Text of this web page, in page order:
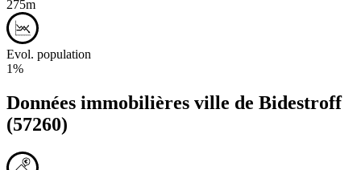
275m
Evol. population
1%
Données immobilières ville de Bidestroff
(57260)